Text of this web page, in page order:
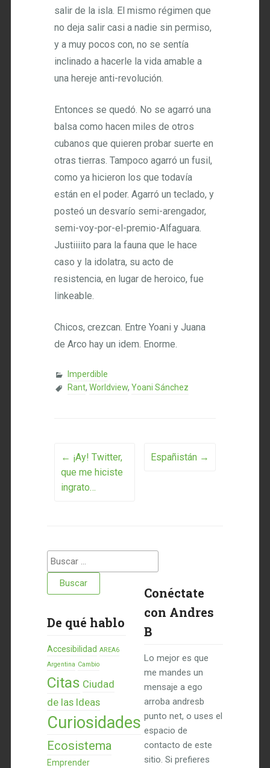
salir de la isla. El mismo régimen que
no deja salir casi a nadie sin permiso,
y a muy pocos con, no se sentía
inclinado a hacerle la vida amable a
una hereje anti-revolución.
Entonces se quedó. No se agarró una
balsa como hacen miles de otros
cubanos que quieren probar suerte en
otras tierras. Tampoco agarró un fusil,
como ya hicieron los que todavía
están en el poder. Agarró un teclado, y
posteó un desvarío semi-arengador,
semi-voy-por-el-premio-Alfaguara.
Justiiiito para la fauna que le hace
caso y la idolatra, su acto de
resistencia, en lugar de heroico, fue
linkeable.
Chicos, crezcan. Entre Yoani y Juana
de Arco hay un idem. Enorme.
Imperdible
Rant,Worldview,Yoani Sánchez
Post navigation
← ¡Ay! Twitter,
que me hiciste
ingrato…
Españistán →
Buscar:
De qué hablo
Accesibilidad AREA6
Argentina Cambio
Citas Ciudad
de las Ideas
Curiosidades
Ecosistema
Emprender
Conéctate
con Andres
B
Lo mejor es que
me mandes un
mensaje a ego
arroba andresb
punto net, o uses el
espacio de
contacto de este
sitio. Si prefieres